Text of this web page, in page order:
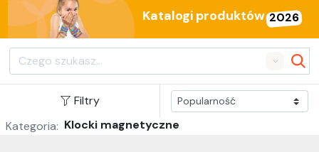
Katalogi produktów 2026
Search
Filtry
Kategoria: Klocki magnetyczne